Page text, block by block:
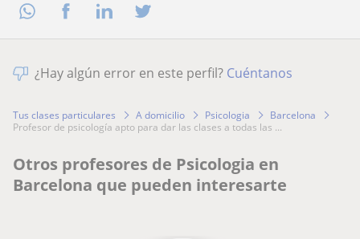
¿Hay algún error en este perfil? Cuéntanos
Tus clases particulares A domicilio Psicologia
Barcelona
profesor de psicología apto para dar las clases a todas las ...
Otros profesores de Psicologia en
Barcelona que pueden interesarte